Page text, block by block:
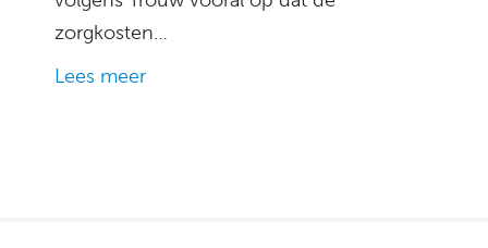
zorgkosten…
Lees meer